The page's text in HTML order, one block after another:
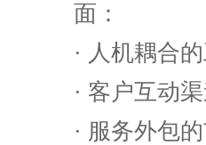
面：
· 人机耦合
· 客户互动
· 服务外包